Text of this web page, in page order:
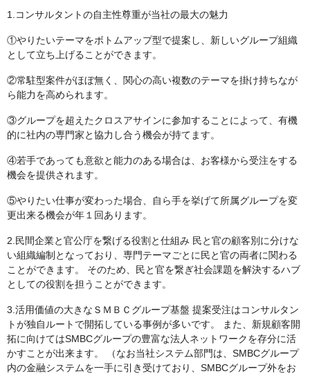
1.コンサルタントの自主性尊重が当社の最大の魅力
①やりたいテーマをボトムアップ型で提案し、新しいグループ組織
として立ち上げることができます。
②常駐型案件がほぼ無く、関心の高い複数のテーマを掛け持ちなが
ら能力を高められます。
③グループを超えたクロスアサインに参加することによって、有機
的に社内の専門家と協力し合う機会が持てます。
④若手であっても意欲と能力のある場合は、お客様から受注をする
機会を提供されます。
⑤やりたい仕事が変わった場合、自ら手を挙げて所属グループを変
更出来る機会が年１回あります。
2.民間企業と官公庁を繋げる役割と仕組み 民と官の顧客別に分けな
い組織編制となっており、専門テーマごとに民と官の両者に関わる
ことができます。 そのため、民と官を繋ぎ社会課題を解決するハブ
としての役割を担うことができます。
3.活用価値の大きなＳＭＢＣグループ基盤 提案受注はコンサルタン
トが独自ルートで開拓している事例が多いです。 また、新規顧客開
拓に向けてはSMBCグループの豊富な法人ネットワークを存分に活
かすことが出来ます。 （なお当社システム部門は、SMBCグループ
内の金融システムを一手に引き受けており、SMBCグループ外をお